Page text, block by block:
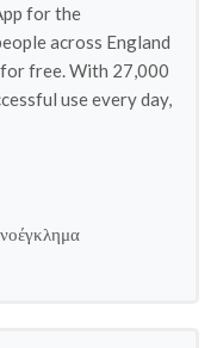
for the
across England
free. With 27,000
use every day,